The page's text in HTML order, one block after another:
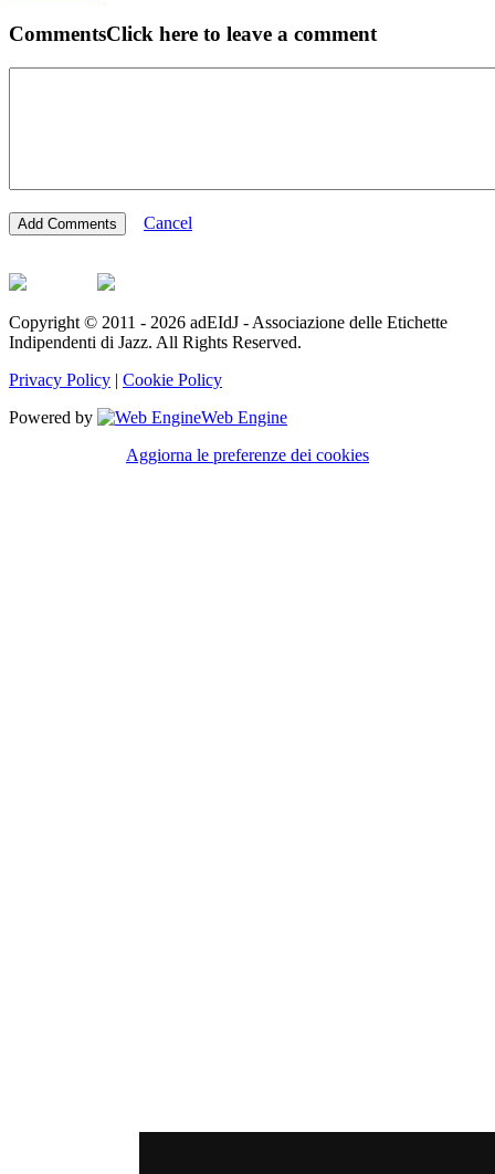
CommentsClick here to leave a comment
Cancel
Copyright © 2011 - 2026 adEIdJ - Associazione delle Etichette
Indipendenti di Jazz. All Rights Reserved.
Privacy Policy | Cookie Policy
Powered by
Web Engine
Aggiorna le preferenze dei cookies